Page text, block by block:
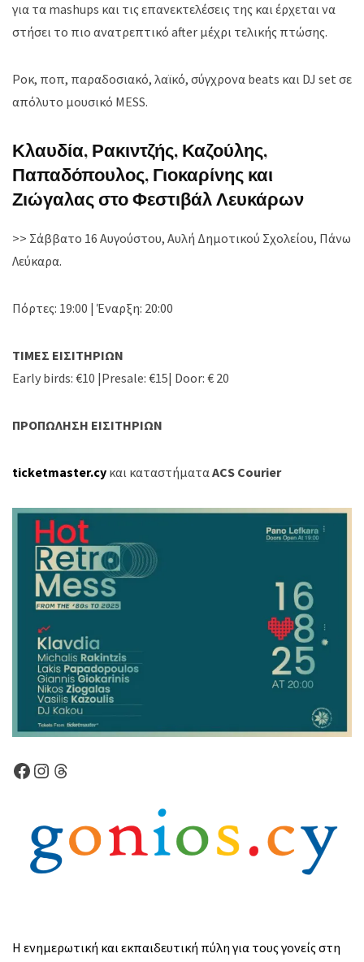
για τα mashups και τις επανεκτελέσεις της και έρχεται να
στήσει το πιο ανατρεπτικό after μέχρι τελικής πτώσης.
Ροκ, ποπ, παραδοσιακό, λαϊκό, σύγχρονα beats και DJ set σε
απόλυτο μουσικό MESS.
Κλαυδία, Ρακιντζής, Καζούλης,
Παπαδόπουλος, Γιοκαρίνης και
Ζιώγαλας στο Φεστιβάλ Λευκάρων
>️> Σάββατο 16 Αυγούστου, Αυλή Δημοτικού Σχολείου, Πάνω
Λεύκαρα.
Πόρτες: 19:00 | Έναρξη: 20:00
ΤΙΜΕΣ ΕΙΣΙΤΗΡΙΩΝ
Early birds: €10 |Presale: €15| Door: € 20
ΠΡΟΠΩΛΗΣΗ ΕΙΣΙΤΗΡΙΩΝ
ticketmaster.cy και καταστήματαACS Courier
Facebook
Instagram
Νήματα
Η ενημερωτική και εκπαιδευτική πύλη για τους γονείς στη